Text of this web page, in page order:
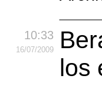
10:33
16/07/2009
los